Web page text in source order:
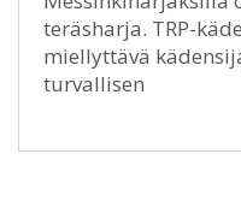
teräsharja. TRP-
miellyttävä
turvallisen